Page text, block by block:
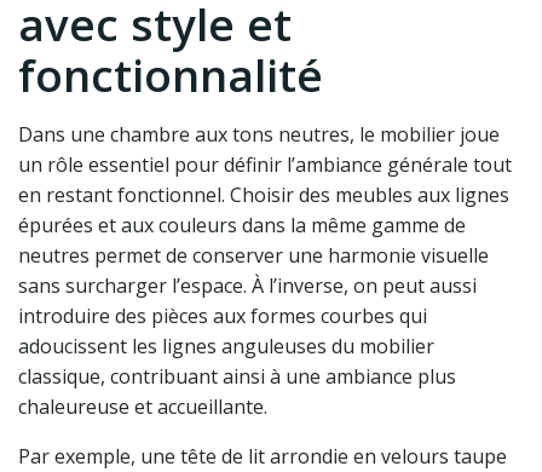
avec style et
fonctionnalité
Dans une chambre aux tons neutres, le mobilier joue
un rôle essentiel pour définir l’ambiance générale tout
en restant fonctionnel. Choisir des meubles aux lignes
épurées et aux couleurs dans la même gamme de
neutres permet de conserver une harmonie visuelle
sans surcharger l’espace. À l’inverse, on peut aussi
introduire des pièces aux formes courbes qui
adoucissent les lignes anguleuses du mobilier
classique, contribuant ainsi à une ambiance plus
chaleureuse et accueillante.
Par exemple, une tête de lit arrondie en velours taupe